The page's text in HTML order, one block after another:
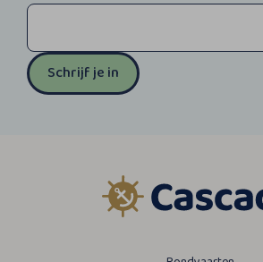
Schrijf je in